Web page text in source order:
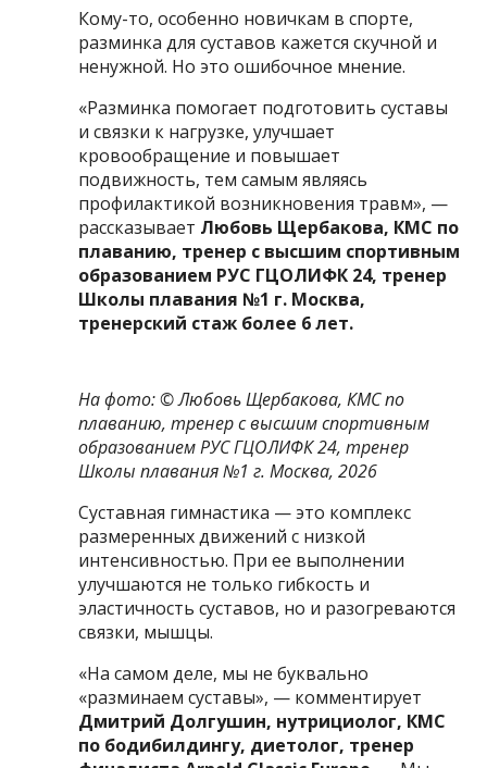
Кому-то, особенно новичкам в спорте,
разминка для суставов кажется скучной и
ненужной. Но это ошибочное мнение.
«Разминка помогает подготовить суставы
и связки к нагрузке, улучшает
кровообращение и повышает
подвижность, тем самым являясь
профилактикой возникновения травм», —
рассказывает Любовь Щербакова, КМС по
плаванию, тренер с высшим спортивным
образованием РУС ГЦОЛИФК 24, тренер
Школы плавания №1 г. Москва,
тренерский стаж более 6 лет.
На фото: ©Любовь Щербакова, КМС по
плаванию, тренер с высшим спортивным
образованием РУС ГЦОЛИФК 24, тренер
Школы плавания №1 г. Москва, 2026
Суставная гимнастика — это комплекс
размеренных движений с низкой
интенсивностью. При ее выполнении
улучшаются не только гибкость и
эластичность суставов, но и разогреваются
связки, мышцы.
«На самом деле, мы не буквально
«разминаем суставы», — комментирует
Дмитрий Долгушин, нутрициолог, КМС
по бодибилдингу, диетолог, тренер